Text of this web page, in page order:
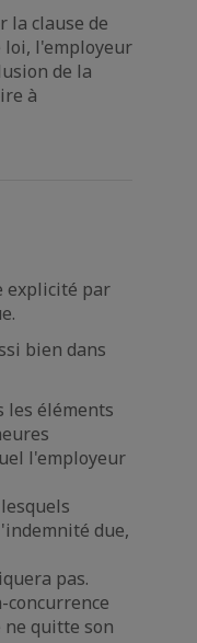
la clause de
loi, l'employeur
de la
à
explicité par
bien dans
les éléments
l'employeur
due,
pas.
concurrence
ne quitte son